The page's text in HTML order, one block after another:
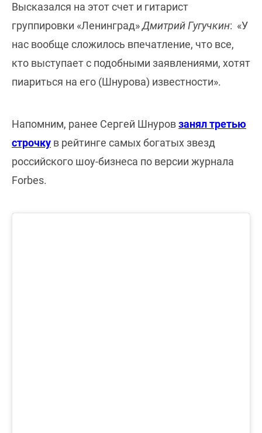
Высказался на этот счет и гитарист
группировки «Ленинград»Дмитрий Гугучкин: «У
нас вообще сложилось впечатление, что все,
кто выступает с подобными заявлениями, хотят
пиариться на его (Шнурова) известности».
Напомним, ранее Сергей Шнуровзанял третью
строчку в рейтинге самых богатых звезд
российского шоу-бизнеса по версии журнала
Forbes.